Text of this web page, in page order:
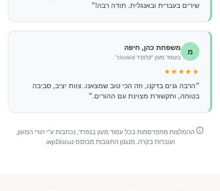
שירים בעברית ובאנגלית. תודה רבה!״
מ משפחת כהן, חיפה
בעמוד מעון "קלוקיד clockid"
★★★★★
״הרבה גנים בדקנו, וזה הכי טוב שמצאנו. צוות יציב, סביבה
בטוחה, ותקשורת מצוינת עם ההורים.״
ההמלצות מתפרסמות בכל עמוד מעון בנפרד, נכתבות ע"י הורי המעון,
ועוברות בקרה. מנגנון התגובות מבוסס wpDiscuz.